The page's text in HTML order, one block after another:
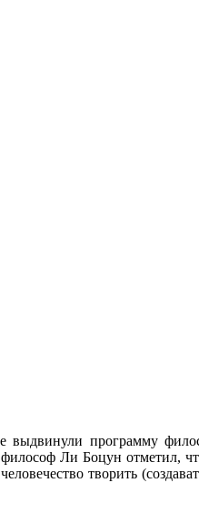
программу
Ли Боцун отметил,
творить